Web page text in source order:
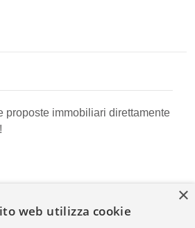
proposte immobiliari direttamente
×
web utilizza cookie